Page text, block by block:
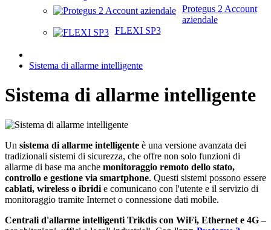
Protegus 2 Account
aziendale
FLEXI SP3
Sistema di allarme intelligente
Sistema di allarme intelligente
Un sistema di allarme intelligente è una versione avanzata dei
tradizionali sistemi di sicurezza, che offre non solo funzioni di
allarme di base ma anche monitoraggio remoto dello stato,
controllo e gestione via smartphone. Questi sistemi possono essere
cablati, wireless o ibridi e comunicano con l'utente e il servizio di
monitoraggio tramite Internet o connessione dati mobile.
Centrali d'allarme intelligenti Trikdis con WiFi, Ethernet e 4G –